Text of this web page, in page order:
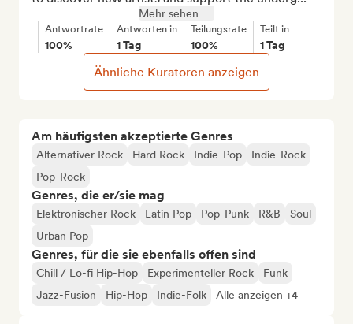
Am häufigsten akzeptierte Genres
Alternativer Rock Hard Rock Indie-Pop
Indie-Rock
Pop-Rock
Genres, die er/sie mag
Elektronischer Rock Latin Pop Pop-Punk R&B
Soul
Urban Pop
Genres, für die sie ebenfalls offen sind
Chill / Lo-fi Hip-Hop Experimenteller Rock
Funk
Jazz-Fusion
Hip-Hop Indie-Folk Alle anzeigen +4
Mehr sehen
Antwortrate
100%
Antworten in
1 Tag
Teilungsrate
100%
Teilt in
1 Tag
Ähnliche Kuratoren anzeigen